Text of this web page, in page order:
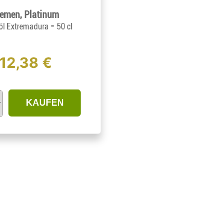
Platinum
Extremadura - 50 cl
12,38 €
KAUFEN